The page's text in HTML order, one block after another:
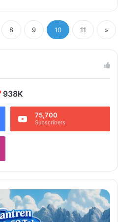
8 9 10 11 »
938K
75,700
Subscribers